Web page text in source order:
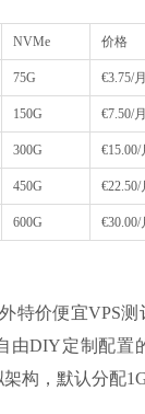
NVMe 价格
75G €3.75/月
150G €7.50/月
300G €15.00/
450G €22.50/
600G €30.00/
特价便宜VPS测
由DIY定制配置
构，默认分配